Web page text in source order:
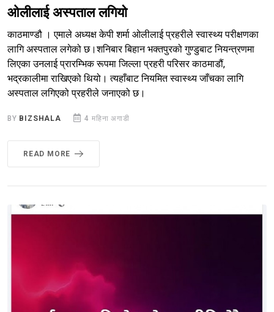
ओलीलाई अस्पताल लगियो
काठमाण्डौ । एमाले अध्यक्ष केपी शर्मा ओलीलाई प्रहरीले स्वास्थ्य परीक्षणका
लागि अस्पताल लगेको छ।शनिबार बिहान भक्तपुरको गुण्डुबाट नियन्त्रणमा
लिएका उनलाई प्रारम्भिक रूपमा जिल्ला प्रहरी परिसर काठमाडौं,
भद्रकालीमा राखिएको थियो। त्यहाँबाट नियमित स्वास्थ्य जाँचका लागि
अस्पताल लगिएको प्रहरीले जनाएको छ।
BY BIZSHALA 4 महिना अगाडी
READ MORE